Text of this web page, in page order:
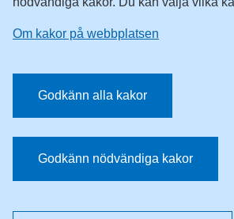
Sociala medier
Vuxenutbildning Stockholm, Instagram
Har du tips på vad vi borde publicera på
Om kakor på webbplatsen
Godkänn alla kakor
Godkänn nödvändiga kakor